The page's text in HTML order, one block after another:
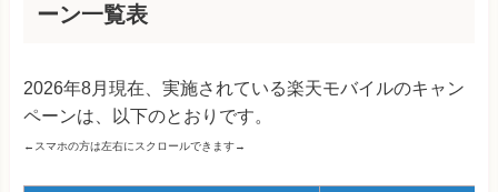
ーン一覧表
2026年8月現在、実施されている楽天モバイルのキャン
ペーンは、以下のとおりです。
←スマホの方は左右にスクロールできます→